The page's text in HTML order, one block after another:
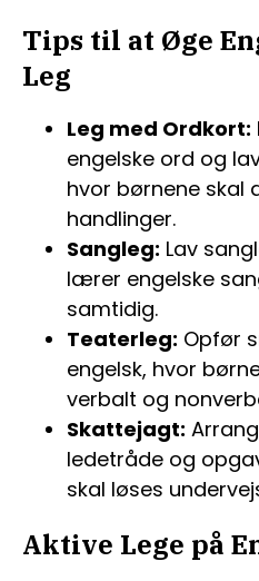
Tips til at Øge
Leg
Leg med Ordkort:
engelske ord og
hvor børnene skal
handlinger.
Sangleg: Lav
lærer engelske
samtidig.
Teaterleg: Opfør
engelsk, hvor
verbalt og
Skattejagt:
ledetråde og
skal løses
Aktive Lege på